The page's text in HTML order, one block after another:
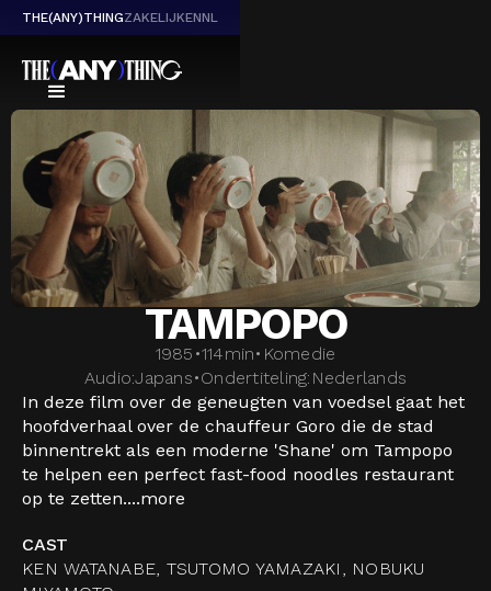
THE(ANY)THINGZAKELIJKENNL
TAMPOPO
1985 •114min• Komedie
Audio:Japans•Ondertiteling: Nederlands
In deze film over de geneugten van voedsel gaat het
hoofdverhaal over de chauffeur Goro die de stad
binnentrekt als een moderne 'Shane' om Tampopo
te helpen een perfect fast-food noodles restaurant
op te zetten....more
CAST
KEN WATANABE, TSUTOMO YAMAZAKI, NOBUKU